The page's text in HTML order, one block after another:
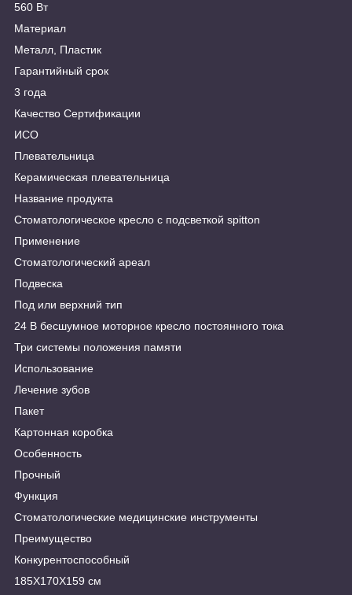
560 Вт
Материал
Металл, Пластик
Гарантийный срок
3 года
Качество Сертификации
ИСО
Плевательница
Керамическая плевательница
Название продукта
Стоматологическое кресло с подсветкой spitton
Применение
Стоматологический ареал
Подвеска
Под или верхний тип
24 В бесшумное моторное кресло постоянного тока
Три системы положения памяти
Использование
Лечение зубов
Пакет
Картонная коробка
Особенность
Прочный
Функция
Стоматологические медицинские инструменты
Преимущество
Конкурентоспособный
185X170X159 см